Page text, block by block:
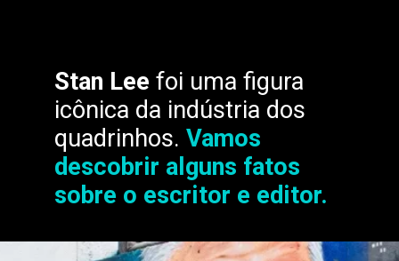
Stan Lee foi uma figura
icônica da indústria dos
quadrinhos. Vamos
descobrir alguns fatos
sobre o escritor e editor.